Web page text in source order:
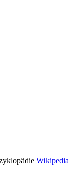
Wikipedia